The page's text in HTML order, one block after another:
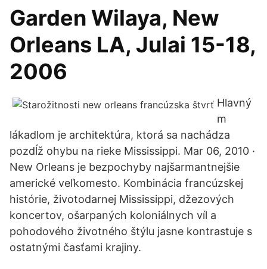
Garden Wilaya, New
Orleans LA, Julai 15-18,
2006
Hlavný
m
lákadlom je architektúra, ktorá sa nachádza
pozdĺž ohybu na rieke Mississippi. Mar 06, 2010 ·
New Orleans je bezpochyby najšarmantnejšie
americké veľkomesto. Kombinácia francúzskej
histórie, životodarnej Mississippi, džezových
koncertov, ošarpaných koloniálnych víl a
pohodového životného štýlu jasne kontrastuje s
ostatnými časťami krajiny.